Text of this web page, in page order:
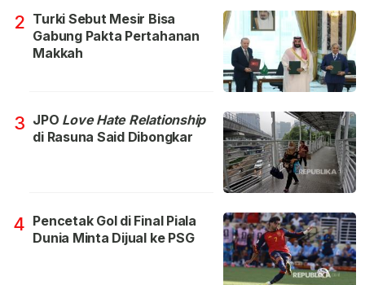
2 Turki Sebut Mesir Bisa
Gabung Pakta Pertahanan
Makkah
3 JPO Love Hate Relationship
di Rasuna Said Dibongkar
4 Pencetak Gol di Final Piala
Dunia Minta Dijual ke PSG